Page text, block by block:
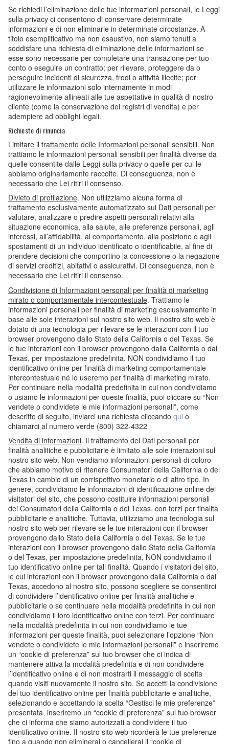
Se richiedi l’eliminazione delle tue informazioni personali, le Leggi
sulla privacy ci consentono di conservare determinate
informazioni e di non eliminarle in determinate circostanze. A
titolo esemplificativo ma non esaustivo, non siamo tenuti a
soddisfare una richiesta di eliminazione delle informazioni se
esse sono necessarie per completare una transazione per tuo
conto o eseguire un contratto; per rilevare, proteggere da o
perseguire incidenti di sicurezza, frodi o attività illecite; per
utilizzare le informazioni solo internamente in modi
ragionevolmente allineati alle tue aspettative in qualità di nostro
cliente (come la conservazione dei registri di vendita) e per
adempiere ad obblighi legali.
Richieste di rinuncia
Limitare il trattamento delle Informazioni personali sensibili. Non
trattiamo le informazioni personali sensibili per finalità diverse da
quelle consentite dalle Leggi sulla privacy o quelle per cui le
abbiamo originariamente raccolte. Di conseguenza, non è
necessario che Lei ritiri il consenso.
Divieto di profilazione. Non utilizziamo alcuna forma di
trattamento esclusivamente automatizzato sui Dati personali per
valutare, analizzare o predire aspetti personali relativi alla
situazione economica, alla salute, alle preferenze personali, agli
interessi, all’affidabilità, al comportamento, alla posizione o agli
spostamenti di un individuo identificato o identificabile, al fine di
prendere decisioni che comportino la concessione o la negazione
di servizi creditizi, abitativi o assicurativi. Di conseguenza, non è
necessario che Lei ritiri il consenso.
Condivisione di Informazioni personali per finalità di marketing
mirato o comportamentale intercontestuale. Trattiamo le
informazioni personali per finalità di marketing esclusivamente in
base alle sole interazioni sul nostro sito web. Il nostro sito web è
dotato di una tecnologia per rilevare se le interazioni con il tuo
browser provengono dallo Stato della California o del Texas. Se
le tue interazioni con il browser provengono dalla California o dal
Texas, per impostazione predefinita, NON condividiamo il tuo
identificativo online per finalità di marketing comportamentale
intercontestuale né lo useremo per finalità di marketing mirato.
Per continuare nella modalità predefinita in cui non condividiamo
o usiamo le informazioni per queste finalità, puoi cliccare su “Non
vendete o condividete le mie informazioni personali”, come
descritto di seguito, inviarci una richiesta cliccando qui o
chiamarci al numero verde (800) 322-4322
Vendita di informazioni. Il trattamento dei Dati personali per
finalità analitiche e pubblicitarie è limitato alle sole interazioni sul
nostro sito web. Non vendiamo informazioni personali di coloro
che abbiamo motivo di ritenere Consumatori della California o del
Texas in cambio di un corrispettivo monetario o di altro tipo. In
genere, condividiamo le informazioni di identificazione online dei
visitatori del sito, che possono costituire informazioni personali
dei Consumatori della California o del Texas, con terzi per finalità
pubblicitarie e analitiche. Tuttavia, utilizziamo una tecnologia sul
nostro sito web per rilevare se le tue interazioni con il browser
provengono dallo Stato della California o del Texas. Se le tue
interazioni con il browser provengono dallo Stato della California
o del Texas, per impostazione predefinita, NON condividiamo il
tuo identificativo online per tali finalità. Quando i visitatori del sito,
le cui interazioni con il browser provengono dalla California o dal
Texas, accedono al nostro sito, possono scegliere se consentirci
di condividere l’identificativo online per finalità analitiche e
pubblicitarie o se continuare nella modalità predefinita in cui non
condividiamo il loro identificativo online con terzi. Per continuare
nella modalità predefinita in cui non condividiamo le tue
informazioni per queste finalità, puoi selezionare l’opzione “Non
vendete o condividete le mie informazioni personali” e inseriremo
un “cookie di preferenza” sul tuo browser che ci indica di
mantenere attiva la modalità predefinita e di non condividere
l’identificativo online e di non mostrarti il messaggio di scelta
quando visiti nuovamente il nostro sito. Se accetti la condivisione
del tuo identificativo online per finalità pubblicitarie e analitiche,
selezionando e accettando la scelta “Gestisci le mie preferenze”
presentata, inseriremo un “cookie di preferenza” sul tuo browser
che ci informa che siamo autorizzati a condividere il tuo
identificativo online. Il nostro sito web ricorderà le tue preferenze
fino a quando non eliminerai o cancellerai il “cookie di